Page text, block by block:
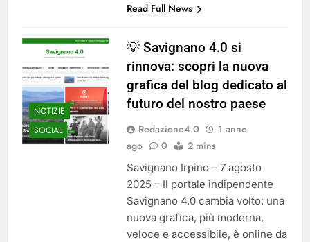
Read Full News
NOTIZIE
SOCIAL
💡 Savignano 4.0 si
rinnova: scopri la nuova
grafica del blog dedicato al
futuro del nostro paese
Redazione4.0
1 anno
ago
0 2 mins
Savignano Irpino – 7 agosto
2025 – Il portale indipendente
Savignano 4.0 cambia volto: una
nuova grafica, più moderna,
veloce e accessibile, è online da